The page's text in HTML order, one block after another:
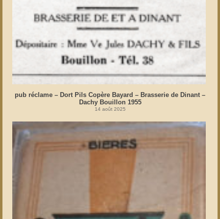
pub réclame – Dort Pils Copère Bayard – Brasserie de Dinant –
Dachy Bouillon 1955
14 août 2025